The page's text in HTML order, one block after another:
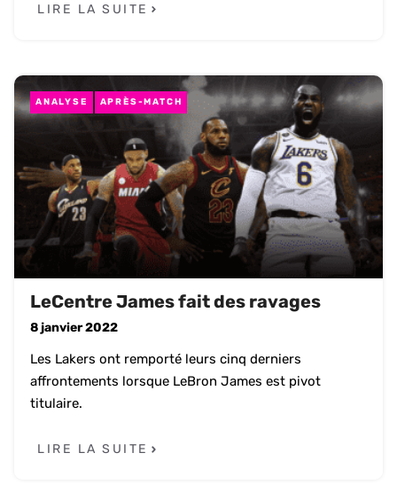
LIRE LA SUITE
ANALYSE APRÈS-MATCH
LeCentre James fait des ravages
8 janvier 2022
Les Lakers ont remporté leurs cinq derniers
affrontements lorsque LeBron James est pivot
titulaire.
LIRE LA SUITE